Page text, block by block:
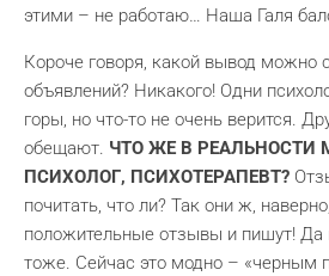
этими – не работаю… Наша Галя
Короче говоря, какой вывод можно
объявлений? Никакого! Одни
горы, но что-то не очень верится.
обещают. ЧТО ЖЕ В РЕАЛЬНОСТИ
ПСИХОЛОГ, ПСИХОТЕРАПЕВТ?
почитать, что ли? Так они ж,
положительные отзывы и пишут! Да
тоже. Сейчас это модно – «черным